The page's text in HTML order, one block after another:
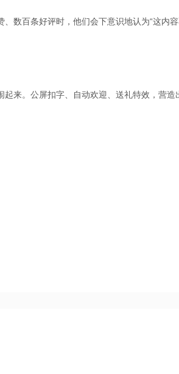
数百条好评时，他们会下意识地认为“这内
来。公屏扣字、自动欢迎、送礼特效，营造